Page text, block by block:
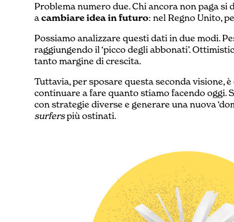
Problema numero due. Chi ancora non paga si
acambiare idea in futuro: nel Regno Unito,
Possiamo analizzare questi dati in due modi.
raggiungendo il ‘picco degli abbonati’.
tanto margine di crescita.
Tuttavia, per sposare questa seconda visione,
continuare a fare quanto stiamo facendo oggi.
con strategie diverse e generare una nuova
surferspiù ostinati.